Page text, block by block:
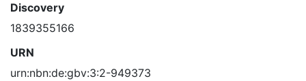
Discovery
1839355166
URN
urn:nbn:de:gbv:3:2-949373